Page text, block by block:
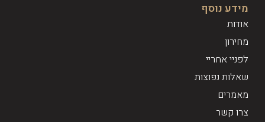
מידע נוסף
אודות
מחירון
לפניי אחריי
שאלות נפוצות
מאמרים
צרו קשר